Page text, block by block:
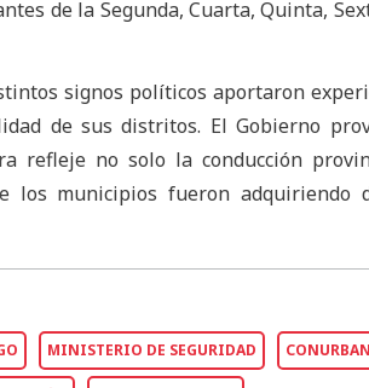
de la Segunda, Cuarta, Quinta,
signos políticos aportaron
de sus distritos. El Gobierno
refleje no solo la conducción
los municipios fueron adquiriendo
MINISTERIO DE SEGURIDAD